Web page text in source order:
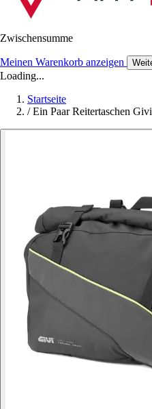
Zwischensumme
Meinen Warenkorb anzeigen
Loading...
Startseite
/ Ein Paar Reitertaschen